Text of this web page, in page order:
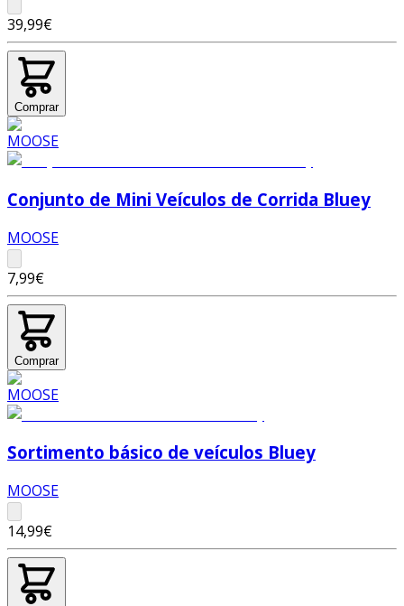
39,99€
Comprar
Conjunto de Mini Veículos de Corrida Bluey
MOOSE
7,99€
Comprar
Sortimento básico de veículos Bluey
MOOSE
14,99€